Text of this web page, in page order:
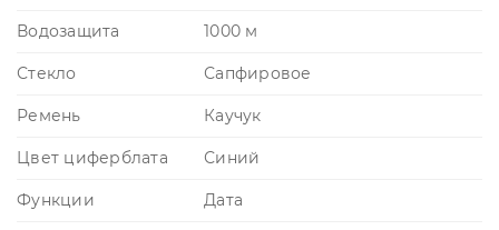
Водозащита 1000 м
Стекло Сапфировое
Ремень Каучук
Цвет циферблата Синий
Функции Дата